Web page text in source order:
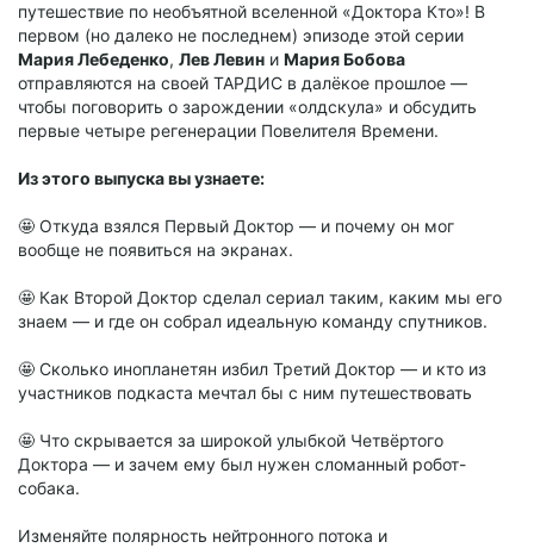
путешествие по необъятной вселенной «Доктора Кто»! В
первом (но далеко не последнем) эпизоде этой серии
Мария Лебеденко, Лев Левин и Мария Бобова
отправляются на своей ТАРДИС в далёкое прошлое —
чтобы поговорить о зарождении «олдскула» и обсудить
первые четыре регенерации Повелителя Времени.
Из этого выпуска вы узнаете:
🤩 Откуда взялся Первый Доктор — и почему он мог
вообще не появиться на экранах.
🤩 Как Второй Доктор сделал сериал таким, каким мы его
знаем — и где он собрал идеальную команду спутников.
🤩 Сколько инопланетян избил Третий Доктор — и кто из
участников подкаста мечтал бы с ним путешествовать
🤩 Что скрывается за широкой улыбкой Четвёртого
Доктора — и зачем ему был нужен сломанный робот-
собака.
Изменяйте полярность нейтронного потока и